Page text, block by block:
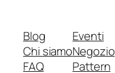
Blog
Chi siamo
FAQ
Eventi
Negozio
Pattern